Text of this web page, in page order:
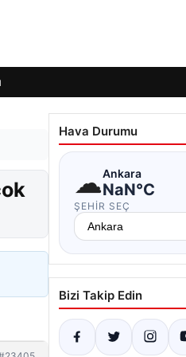
Hava Durumu
☁Ankara
NaN°C
ŞEHIR SEÇ
Bizi Takip Edin